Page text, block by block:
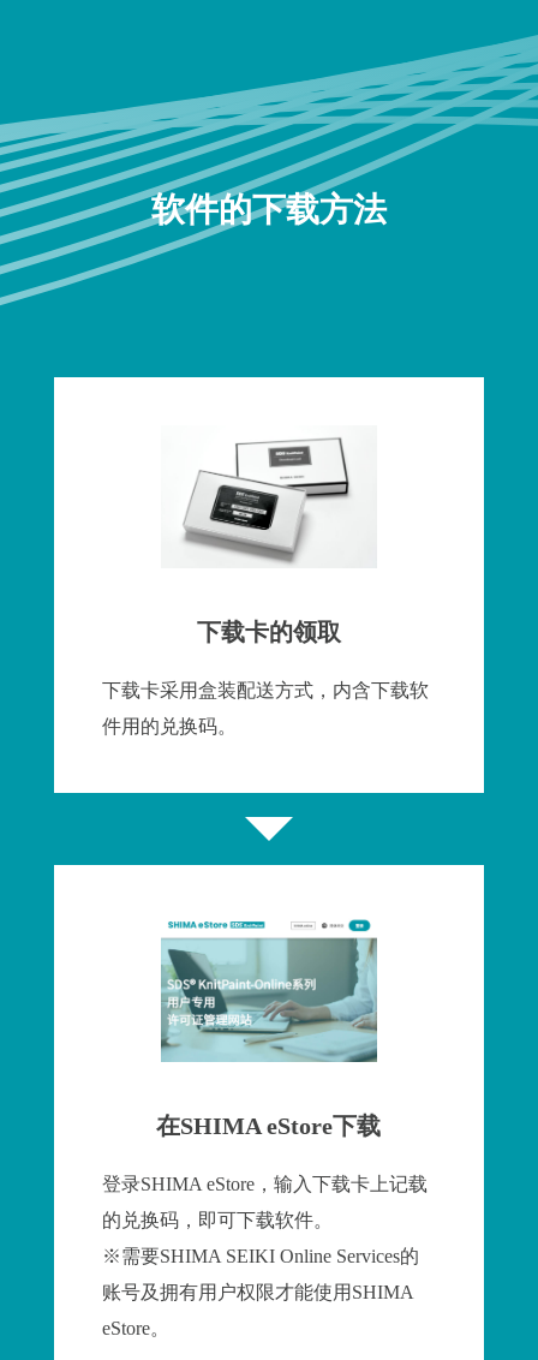
软件的下载方法
下载卡的领取
下载卡采用盒装配送方式，内含下载软
件用的兑换码。
在SHIMA eStore下载
登录SHIMA eStore，输入下载卡上记载
的兑换码，即可下载软件。
※需要SHIMA SEIKI Online Services的
账号及拥有用户权限才能使用SHIMA
eStore。